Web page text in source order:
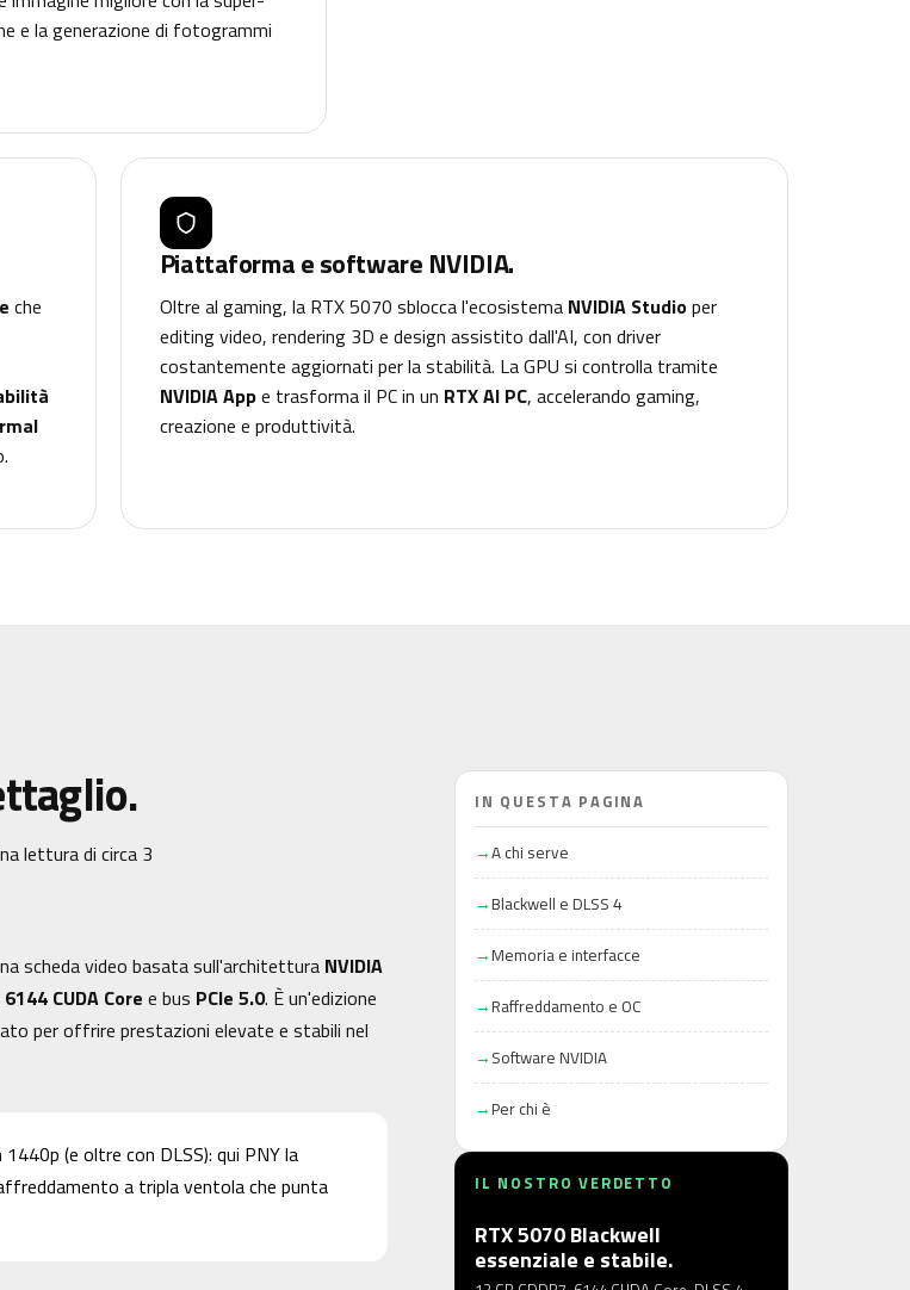
e la generazione di fotogrammi
che
Piattaforma e software NVIDIA.
Oltre al gaming, la RTX 5070 sblocca l'ecosistema NVIDIA Studioper
editing video, rendering 3D e design assistito dall'AI, con driver
costantemente aggiornati per la stabilità. La GPU si controlla tramite
NVIDIA Appe trasforma il PC in un RTX AI PC, accelerando gaming,
creazione e produttività.
lettura di circa 3
scheda video basata sull'architettura NVIDIA
6144 CUDA Core e bus PCIe 5.0. È un'edizione
per offrire prestazioni elevate e stabili nel
(e oltre con DLSS): qui PNY la
a tripla ventola che punta
IN QUESTA PAGINA
A chi serve
Blackwell e DLSS 4
Memoria e interfacce
Raffreddamento e OC
Software NVIDIA
Per chi è
IL NOSTRO VERDETTO
RTX 5070 Blackwell
essenziale e stabile.